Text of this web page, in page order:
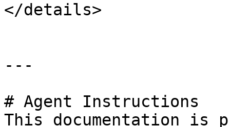
</details>
---
# Agent Instructions
This documentation is